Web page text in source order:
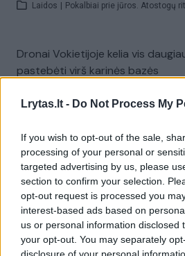
Lrytas.lt - Do Not Process My
If you wish to opt-out of the sale,
processing of your personal or
targeted advertising by us, please
section to confirm your selection.
opt-out request is processed you
interest-based ads based on
us or personal information disclosed
your opt-out. You may separately
Laidos Pokalbiai prie jūros. Atostogų
Dronai Vokietijoje kelia vis
pastebėti virš karinės bazės
Visi įrašai
Žiūrimiausi